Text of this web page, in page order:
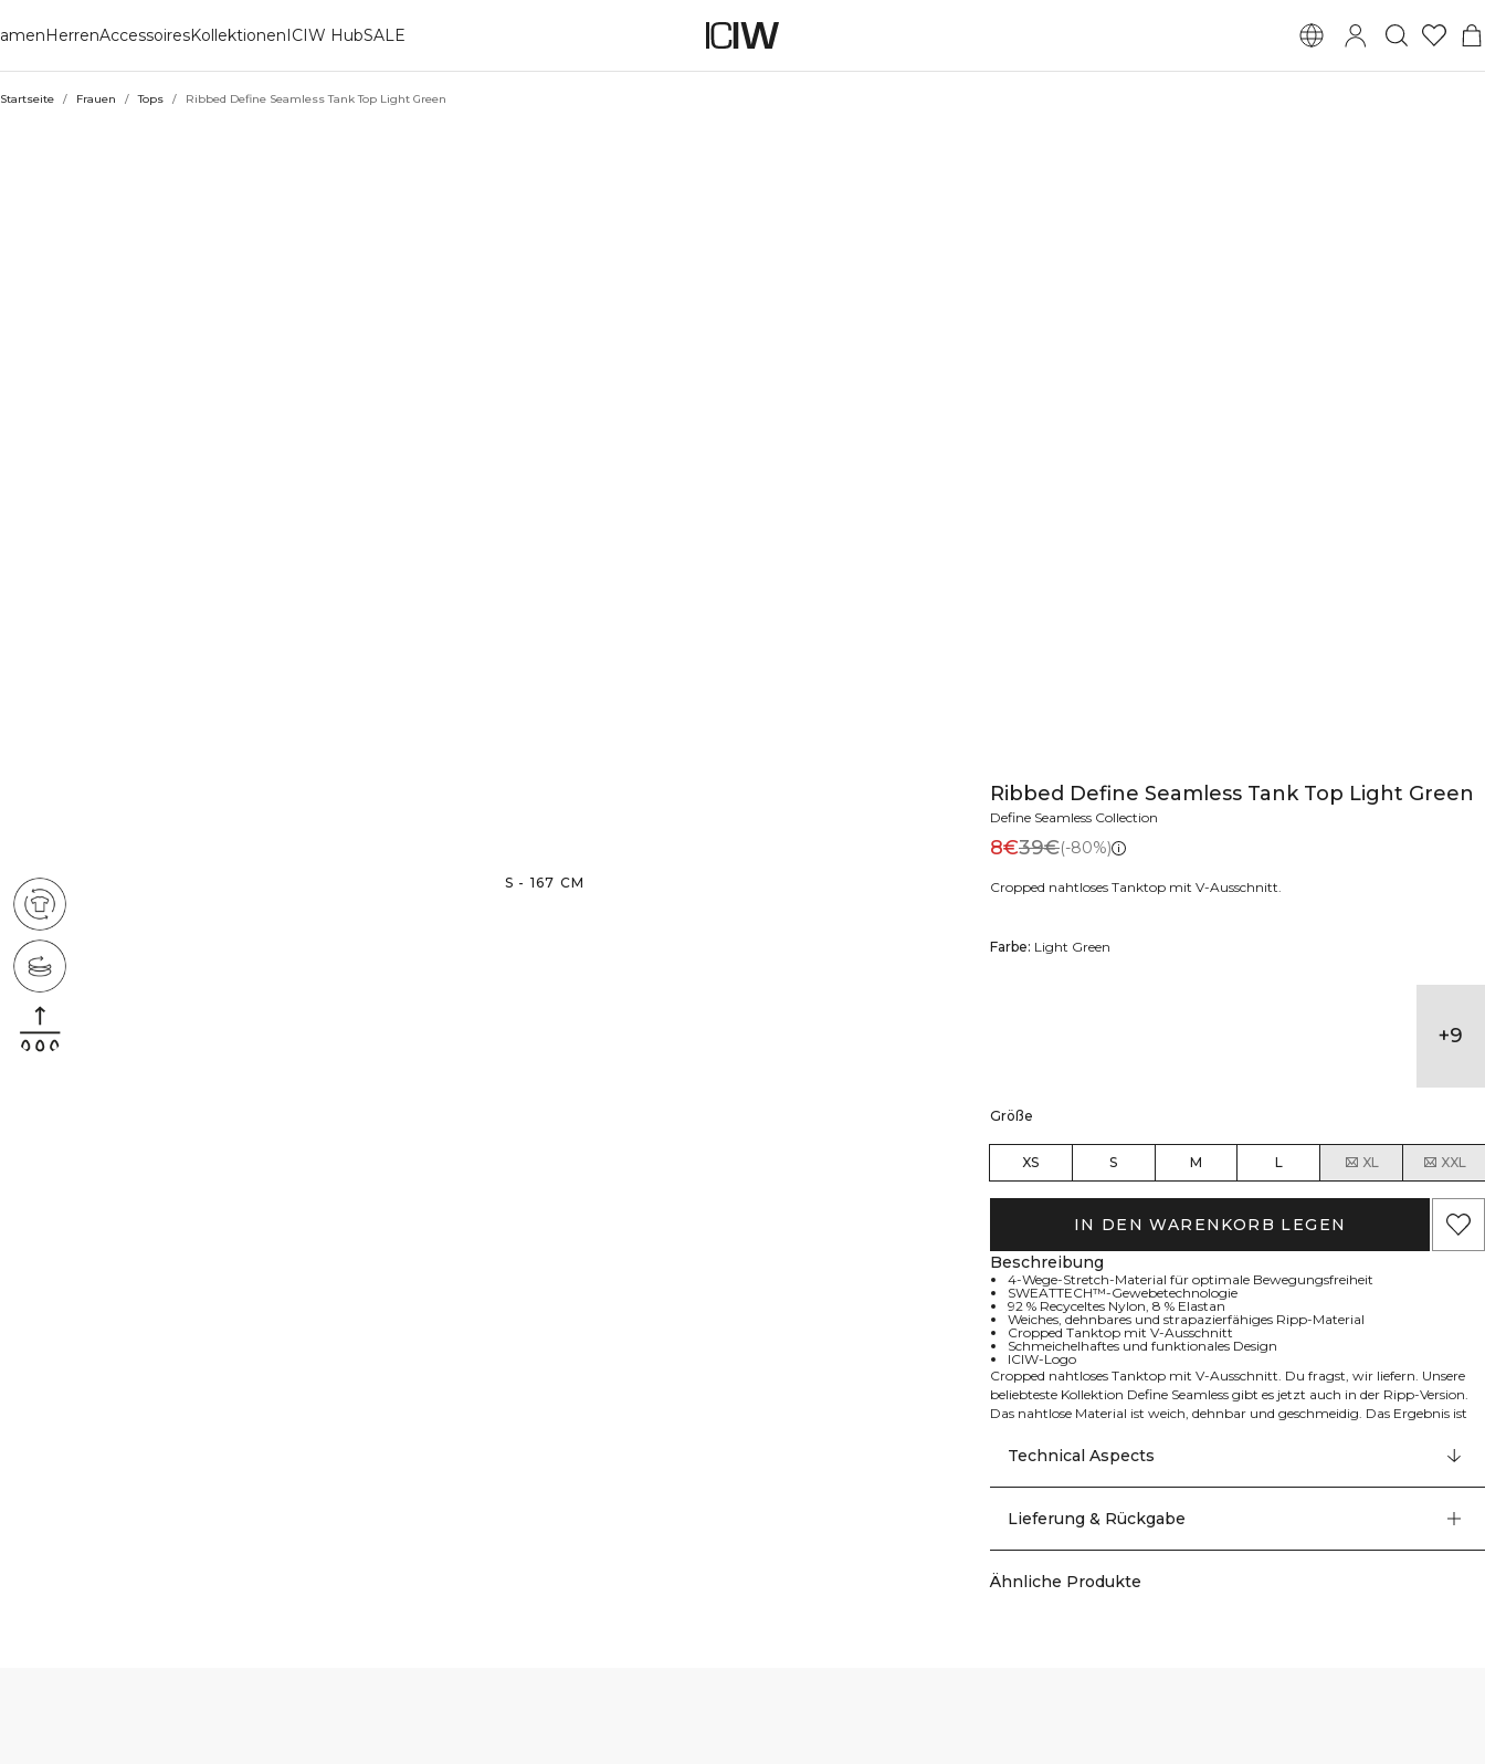
HerrenAccessoiresKollektionenICIW HubSALE
Startseite / Frauen / Tops / Ribbed Define Seamless Tank Top Light Green
S - 167 CM
Ribbed Define Seamless Tank Top Light Green
Define Seamless Collection
8€39€(-80%)
Cropped nahtloses Tanktop mit V-Ausschnitt.
Farbe: Light Green
+9
Größe
XS S M L XL XXL
IN DEN WARENKORB LEGEN
Beschreibung
4-Wege-Stretch-Material für optimale Bewegungsfreiheit
SWEATTECH™-Gewebetechnologie
92 % Recyceltes Nylon, 8 % Elastan
Weiches, dehnbares und strapazierfähiges Ripp-Material
Cropped Tanktop mit V-Ausschnitt
Schmeichelhaftes und funktionales Design
ICIW-Logo
Cropped nahtloses Tanktop mit V-Ausschnitt. Du fragst, wir liefern. Unsere
beliebteste Kollektion Define Seamless gibt es jetzt auch in der Ripp-Version.
Das nahtlose Material ist weich, dehnbar und geschmeidig. Das Ergebnis ist
und Tank-Tops in verschiedenen trendigen Farben machen die Define-
Seamless-Linie zur Trainingsbekleidung für viele verschiedene Workouts. 92%
Recyceltes Nylon, 8% Elastan.
Technical Aspects
Lieferung & Rückgabe
Ähnliche Produkte